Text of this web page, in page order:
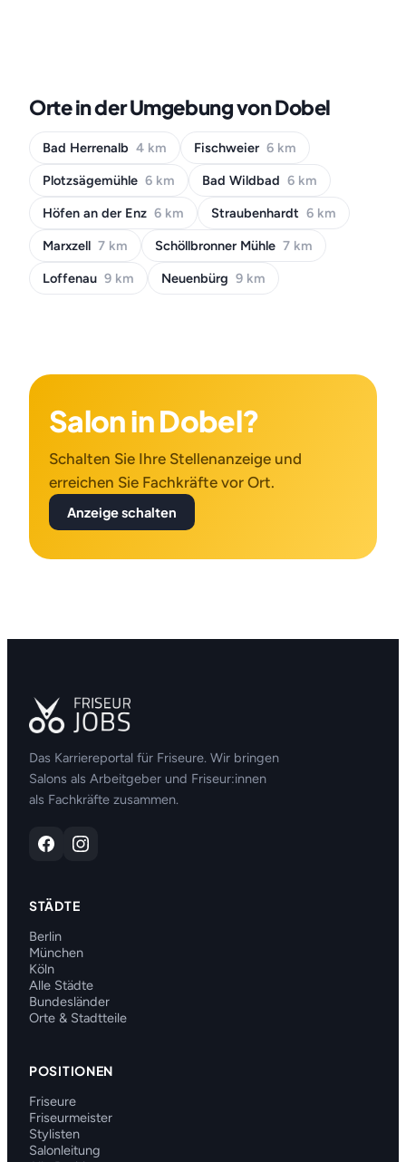
Orte in der Umgebung von Dobel
Bad Herrenalb 4 km Fischweier 6 km
Plotzsägemühle 6 km Bad Wildbad 6 km
Höfen an der Enz 6 km Straubenhardt 6 km
Marxzell 7 km Schöllbronner Mühle 7 km
Loffenau 9 km Neuenbürg 9 km
Salon in Dobel?
Schalten Sie Ihre Stellenanzeige und
erreichen Sie Fachkräfte vor Ort.
Anzeige schalten
Das Karriereportal für Friseure. Wir bringen
Salons als Arbeitgeber und Friseur:innen
als Fachkräfte zusammen.
STÄDTE
Berlin
München
Köln
Alle Städte
Bundesländer
Orte & Stadtteile
POSITIONEN
Friseure
Friseurmeister
Stylisten
Salonleitung